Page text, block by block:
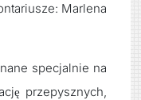
Marlena
specjalnie na
przepysznych,